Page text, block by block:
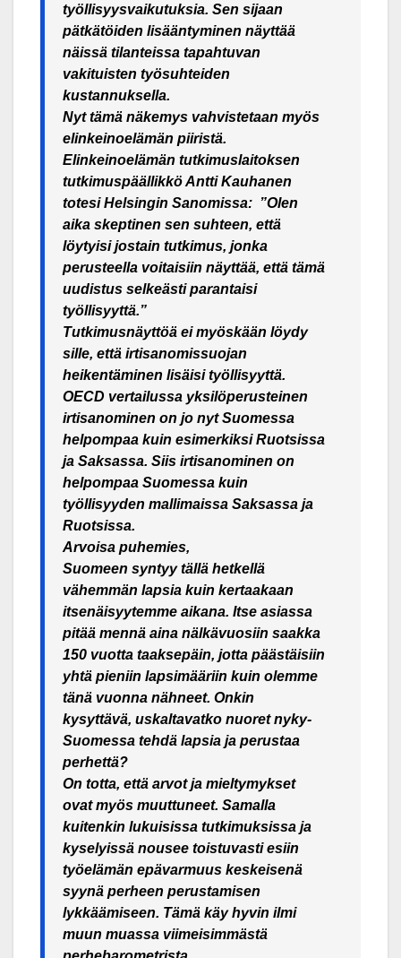
työllisyysvaikutuksia. Sen sijaan
pätkätöiden lisääntyminen näyttää
näissä tilanteissa tapahtuvan
vakituisten työsuhteiden
kustannuksella.
Nyt tämä näkemys vahvistetaan myös
elinkeinoelämän piiristä.
Elinkeinoelämän tutkimuslaitoksen
tutkimuspäällikkö Antti Kauhanen
totesi Helsingin Sanomissa: ”Olen
aika skeptinen sen suhteen, että
löytyisi jostain tutkimus, jonka
perusteella voitaisiin näyttää, että tämä
uudistus selkeästi parantaisi
työllisyyttä.”
Tutkimusnäyttöä ei myöskään löydy
sille, että irtisanomissuojan
heikentäminen lisäisi työllisyyttä.
OECD vertailussa yksilöperusteinen
irtisanominen on jo nyt Suomessa
helpompaa kuin esimerkiksi Ruotsissa
ja Saksassa. Siis irtisanominen on
helpompaa Suomessa kuin
työllisyyden mallimaissa Saksassa ja
Ruotsissa.
Arvoisa puhemies,
Suomeen syntyy tällä hetkellä
vähemmän lapsia kuin kertaakaan
itsenäisyytemme aikana. Itse asiassa
pitää mennä aina nälkävuosiin saakka
150 vuotta taaksepäin, jotta päästäisiin
yhtä pieniin lapsimääriin kuin olemme
tänä vuonna nähneet. Onkin
kysyttävä, uskaltavatko nuoret nyky-
Suomessa tehdä lapsia ja perustaa
perhettä?
On totta, että arvot ja mieltymykset
ovat myös muuttuneet. Samalla
kuitenkin lukuisissa tutkimuksissa ja
kyselyissä nousee toistuvasti esiin
työelämän epävarmuus keskeisenä
syynä perheen perustamisen
lykkäämiseen. Tämä käy hyvin ilmi
muun muassa viimeisimmästä